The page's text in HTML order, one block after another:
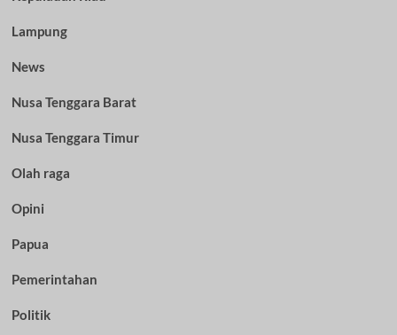
Lampung
News
Nusa Tenggara Barat
Nusa Tenggara Timur
Olah raga
Opini
Papua
Pemerintahan
Politik